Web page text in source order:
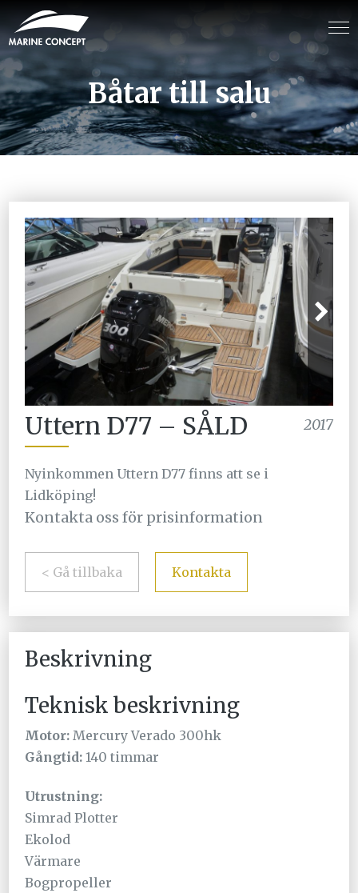
Båtar till salu
Uttern D77 – SÅLD 2017
Nyinkommen Uttern D77 finns att se i
Lidköping!
Kontakta oss för prisinformation
< Gå tillbaka Kontakta
Beskrivning
Teknisk beskrivning
Motor: Mercury Verado 300hk
Gångtid: 140 timmar
Utrustning:
Simrad Plotter
Ekolod
Värmare
Bogpropeller